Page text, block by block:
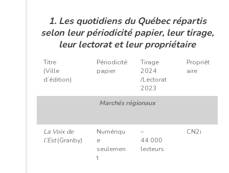
1. Les quotidiens du Québec répartis
selon leur périodicité papier, leur tirage,
leur lectorat et leur propriétaire
Titre
(Ville
d’édition)
Périodicité
papier
Tirage
2024
/Lectorat
2023
Propriét
aire
Marchés régionaux
La Voix de
l’Est(Granby)
Numériqu
e
seulemen
t
–
44 000
lecteurs
CN2i